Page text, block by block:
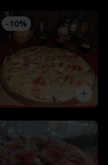
-10%